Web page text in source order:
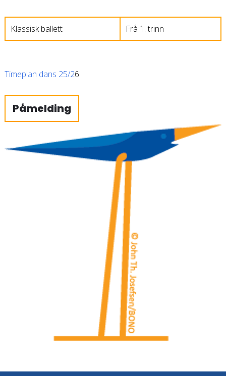
Klassisk ballett Frå 1. trinn
Timeplan dans 25/26
Påmelding